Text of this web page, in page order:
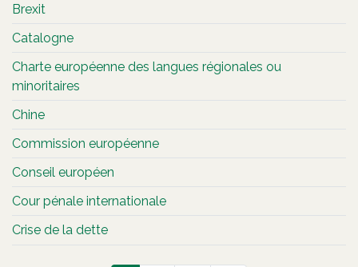
Brexit
Catalogne
Charte européenne des langues régionales ou
minoritaires
Chine
Commission européenne
Conseil européen
Cour pénale internationale
Crise de la dette